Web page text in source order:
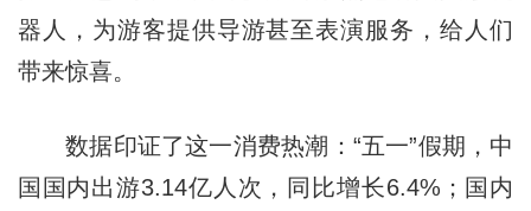
器人，为游客提供导游甚至表演服务，给人们
带来惊喜。
数据印证了这一消费热潮：“五一”假期，中
国国内出游3.14亿人次，同比增长6.4%；国内